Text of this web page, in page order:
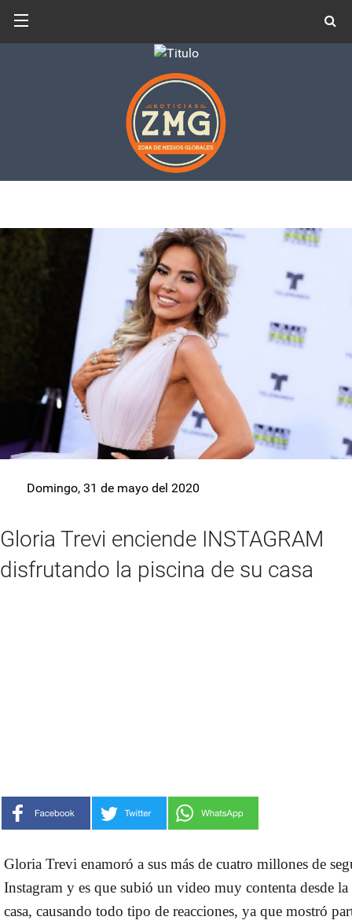
Domingo, 31 de mayo del 2020
Gloria Trevi enciende INSTAGRAM
disfrutando la piscina de su casa
Gloria Trevi enamoró a sus más de cuatro millones de
Instagram y es que subió un video muy contenta desde la
casa, causando todo tipo de reacciones, ya que mostró